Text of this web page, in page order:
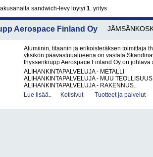
sandwich-levy löytyi 1. yritys
Aerospace Finland Oy
Alumiinin, titaanin ja erikoisteräksen toimittaja
yksikön päävastuualueena on vastata
thyssenkrupp Aerospace Finland Oy on johtava
ALIHANKINTAPALVELUJA - METALLI
ALIHANKINTAPALVELUJA - MUU TEOLLISUUS
ALIHANKINTAPALVELUJA - RAKENNUS..
Lue lisää..
Kotisivut Tuotteet ja palvelut